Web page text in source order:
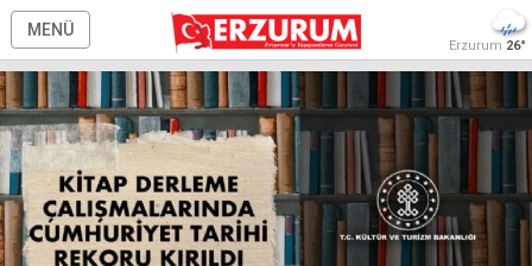
MENÜ
Erzurum 26°